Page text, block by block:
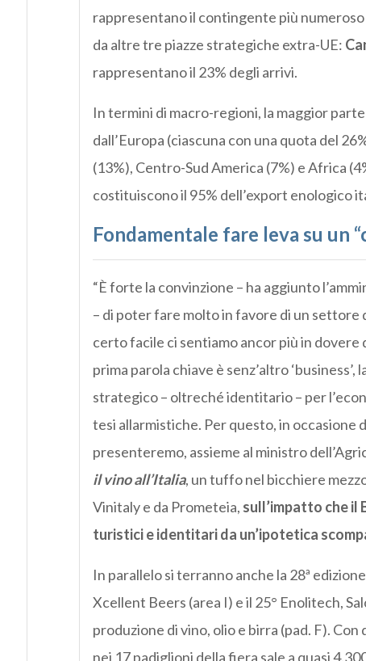
rappresentano il contingente più
da altre tre piazze strategiche extra-UE:
rappresentano il 23% degli arrivi.
In termini di macro-regioni, la maggior
dall’Europa (ciascuna con una quota del
(13%), Centro-Sud America (7%) e Africa
costituiscono il 95% dell’export enologico
Fondamentale fare leva su un
“È forte la convinzione – ha aggiunto
– di poter fare molto in favore di un
certo facile ci sentiamo ancor più in dovere
prima parola chiave è senz’altro ‘business’,
strategico – oltreché identitario – per
tesi allarmistiche. Per questo, in occasione
presenteremo, assieme al ministro
il vino all’Italia, un tuffo nel bicchiere
Vinitaly e da Prometeia, sull’impatto che il
turistici e identitari da un’ipotetica
In parallelo si terranno anche la 28ª
Xcellent Beers (area I) e il 25° Enolitech,
produzione di vino, olio e birra (pad. F).
nei 17 padiglioni della fiera sale a quasi